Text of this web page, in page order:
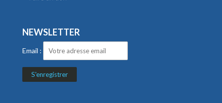
NEWSLETTER
Email :